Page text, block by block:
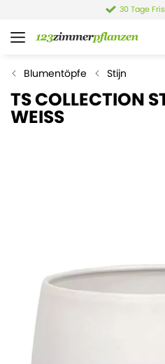
30 Tage
Blumentöpfe Stijn
TS COLLECTION
WEISS